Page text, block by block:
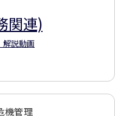
関連)
説動画
機管理